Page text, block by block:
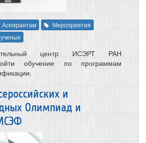
Аспирантам
Мероприятия
центр ИСЭРТ РАН
обучение по программам
и
Олимпиад и